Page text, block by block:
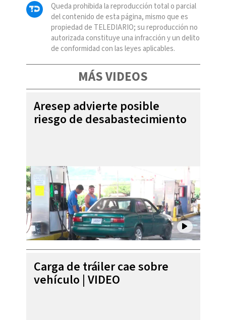
Queda prohibida la reproducción total o parcial
del contenido de esta página, mismo que es
propiedad de TELEDIARIO; su reproducción no
autorizada constituye una infracción y un delito
de conformidad con las leyes aplicables.
MÁS VIDEOS
Aresep advierte posible
riesgo de desabastecimiento
Carga de tráiler cae sobre
vehículo | VIDEO